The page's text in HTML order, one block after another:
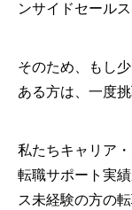
ンサイドセール
そのため、もし
ある方は、一度
私たちキャリア
転職サポート実
ス未経験の方の